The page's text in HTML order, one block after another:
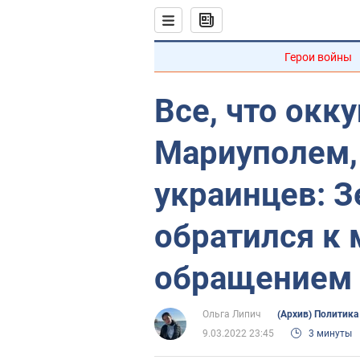
Герои войны
Все, что
украинцев:
обратился
обращением
Ольга Липич
(Архив) Политика
9.03.2022 23:45
3 минуты